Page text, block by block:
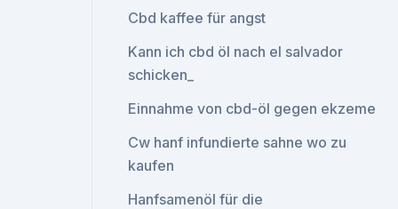
Cbd kaffee für angst
Kann ich cbd öl nach el salvador
schicken_
Einnahme von cbd-öl gegen ekzeme
Cw hanf infundierte sahne wo zu
kaufen
Hanfsamenöl für die